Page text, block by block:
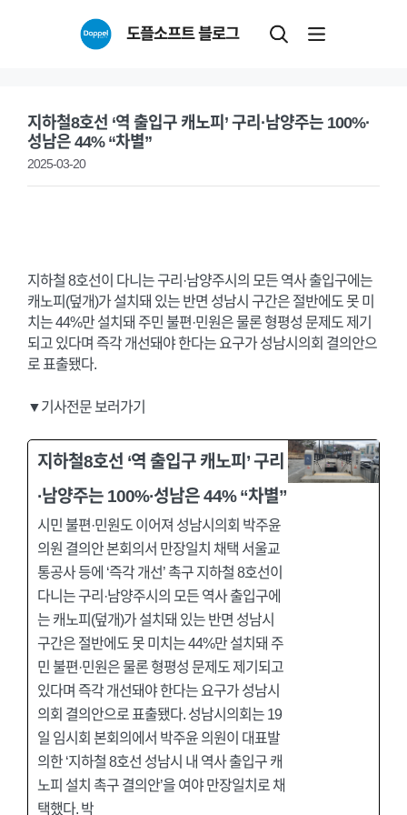
도플소프트 블로그
지하철8호선 ‘역 출입구 캐노피’ 구리·남양주는 100%·
성남은 44% “차별”
2025-03-20
지하철 8호선이 다니는 구리·남양주시의 모든 역사 출입구에는
캐노피(덮개)가 설치돼 있는 반면 성남시 구간은 절반에도 못 미
치는 44%만 설치돼 주민 불편·민원은 물론 형평성 문제도 제기
되고 있다며 즉각 개선돼야 한다는 요구가 성남시의회 결의안으
로 표출됐다.
▼기사전문 보러가기
지하철8호선 ‘역 출입구 캐노피’ 구리
·남양주는 100%·성남은 44% “차별”
시민 불편·민원도 이어져 성남시의회 박주윤
의원 결의안 본회의서 만장일치 채택 서울교
통공사 등에 ‘즉각 개선’ 촉구 지하철 8호선이
다니는 구리·남양주시의 모든 역사 출입구에
는 캐노피(덮개)가 설치돼 있는 반면 성남시
구간은 절반에도 못 미치는 44%만 설치돼 주
민 불편·민원은 물론 형평성 문제도 제기되고
있다며 즉각 개선돼야 한다는 요구가 성남시
의회 결의안으로 표출됐다. 성남시의회는 19
일 임시회 본회의에서 박주윤 의원이 대표발
의한 ‘지하철 8호선 성남시 내 역사 출입구 캐
노피 설치 촉구 결의안’을 여야 만장일치로 채
택했다. 박